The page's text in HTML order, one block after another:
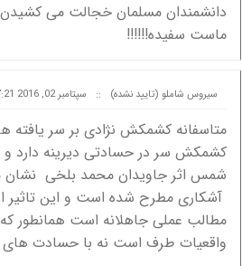
دانشمندان مسلمان خجالت می
ماست سفیده!!!!!!
سیروس شاملو (تایید نشده) :: سپتامبر 02, 2016 at 07:21
متاسفانه کشمکش نژادی بر سر
کشمکش سر در حسادتی دیرینه دارد
شمس اثر جاویدان محمد بلخی
آشکاری مطرح شده است و این تاثیر
مطالب عملی جاهلانه است همانطور که
واقعیات طرف است نه با حسادت